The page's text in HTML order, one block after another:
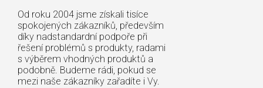
Od roku 2004 jsme získali tisíce
spokojených zákazníků, především
díky nadstandardní podpoře při
řešení problémů s produkty, radami
s výběrem vhodných produktů a
podobně. Budeme rádi, pokud se
mezi naše zákazníky zařadíte i Vy.